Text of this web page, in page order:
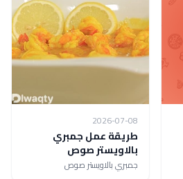
2026-07-08
طريقة عمل جمبري
بالاويستر صوص
جمبري بالاويستر صوص